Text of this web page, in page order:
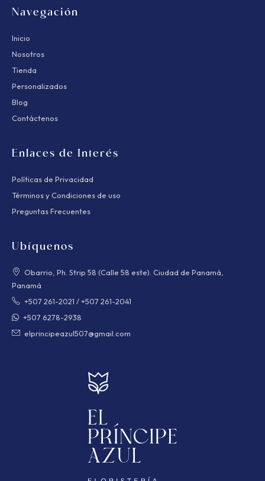
Navegación
Inicio
Nosotros
Tienda
Personalizados
Blog
Contáctenos
Enlaces de Interés
Políticas de Privacidad
Términos y Condiciones de uso
Preguntas Frecuentes
Ubíquenos
Obarrio, Ph. Strip 58 (Calle 58 este). Ciudad de Panamá,
Panamá
+507 261-2021 /+507 261-2041
+507 6278-2938
elprincipeazul507@gmail.com